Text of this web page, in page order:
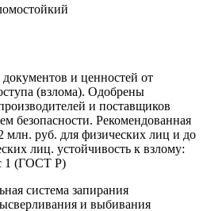
и ценностей от
(взлома). Одобрены
и поставщиков
безопасности. Рекомендованная
млн. руб. для физических лиц и до
лиц. устойчивость к взлому:
1 (ГОСТ Р)
система запирания
и выбивания